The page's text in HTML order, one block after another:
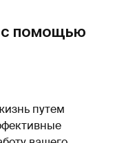
с помощью
путем